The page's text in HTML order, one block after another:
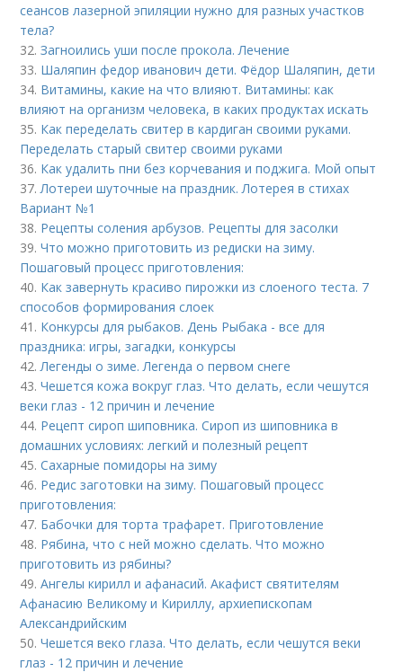
сеансов лазерной эпиляции нужно для разных участков
тела?
32.Загноились уши после прокола. Лечение
33. Шаляпин федор иванович дети. Фёдор Шаляпин, дети
34. Витамины, какие на что влияют. Витамины: как
влияют на организм человека, в каких продуктах искать
35. Как переделать свитер в кардиган своими руками.
Переделать старый свитер своими руками
36. Как удалить пни без корчевания и поджига. Мой опыт
37.Лотереи шуточные на праздник. Лотерея в стихах
Вариант №1
38. Рецепты соления арбузов. Рецепты для засолки
39.Что можно приготовить из редиски на зиму.
Пошаговый процесс приготовления:
40. Как завернуть красиво пирожки из слоеного теста. 7
способов формирования слоек
41. Конкурсы для рыбаков. День Рыбака - все для
праздника: игры, загадки, конкурсы
42.Легенды о зиме. Легенда о первом снеге
43.Чешется кожа вокруг глаз. Что делать, если чешутся
веки глаз - 12 причин и лечение
44. Рецепт сироп шиповника. Сироп из шиповника в
домашних условиях: легкий и полезный рецепт
45.Сахарные помидоры на зиму
46. Редис заготовки на зиму. Пошаговый процесс
приготовления:
47. Бабочки для торта трафарет. Приготовление
48. Рябина, что с ней можно сделать. Что можно
приготовить из рябины?
49.Ангелы кирилл и афанасий. Акафист святителям
Афанасию Великому и Кириллу, архиепископам
Александрийским
50.Чешется веко глаза. Что делать, если чешутся веки
глаз - 12 причин и лечение